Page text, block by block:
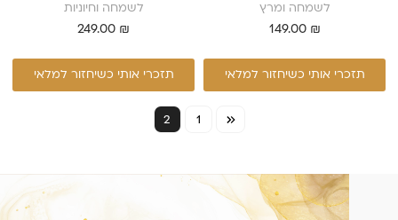
לשמחה ומרץ
149.00 ₪
תזכרי אותי כשיחזור למלאי
לשמחה וחיוניות
249.00 ₪
תזכרי אותי כשיחזור למלאי
1
2